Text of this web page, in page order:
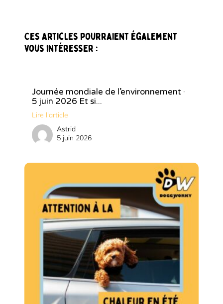
Ces articles pourraient également
vous intéresser :
Journée mondiale de l’environnement ·
5 juin 2026 Et si...
Lire l'article
Astrid
5 juin 2026